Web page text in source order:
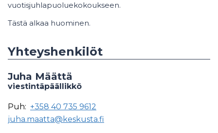
vuotisjuhlapuoluekokoukseen.
Tästä alkaa huominen.
Yhteyshenkilöt
Juha Määttä
viestintäpäällikkö
Puh: +358 40 735 9612
juha.maatta@keskusta.fi